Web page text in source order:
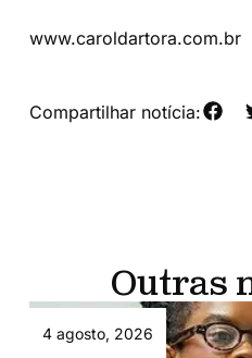
www.caroldartora.com.br
Compartilhar notícia:
Outras
4 agosto, 2026